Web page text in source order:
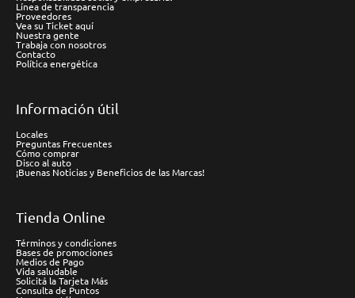
Línea de transparencia
Proveedores
Vea su Ticket aquí
Nuestra gente
Trabaja con nosotros
Contacto
Política energética
Información útil
Locales
Preguntas Frecuentes
Cómo comprar
Disco al auto
¡Buenas Noticias y Beneficios de las Marcas!
Tienda Online
Términos y condiciones
Bases de promociones
Medios de Pago
Vida saludable
Solicitá la Tarjeta Más
Consulta de Puntos